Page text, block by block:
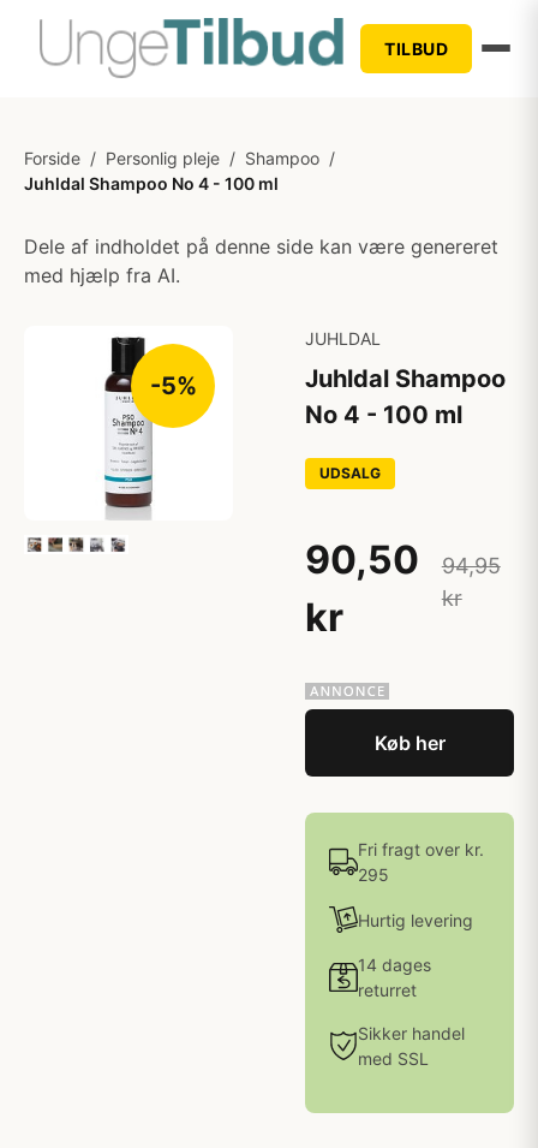
TILBUD
Forside / Personlig pleje / Shampoo /
Juhldal Shampoo No 4 - 100 ml
Dele af indholdet på denne side kan være genereret
med hjælp fra AI.
-5%
JUHLDAL
Juhldal Shampoo
No 4 - 100 ml
UDSALG
90,50
kr
94,95
kr
Køb her
Fri fragt over kr.
295
Hurtig levering
14 dages
returret
Sikker handel
med SSL